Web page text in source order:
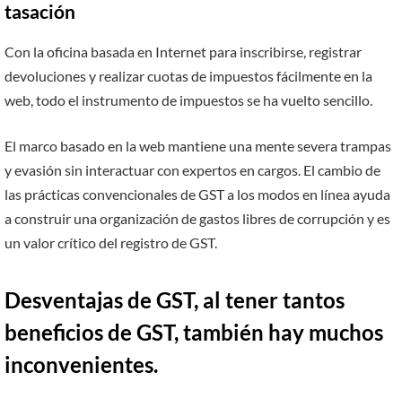
tasación
Con la oficina basada en Internet para inscribirse, registrar
devoluciones y realizar cuotas de impuestos fácilmente en la
web, todo el instrumento de impuestos se ha vuelto sencillo.
El marco basado en la web mantiene una mente severa trampas
y evasión sin interactuar con expertos en cargos. El cambio de
las prácticas convencionales de GST a los modos en línea ayuda
a construir una organización de gastos libres de corrupción y es
un valor crítico del registro de GST.
Desventajas de GST, al tener tantos
beneficios de GST, también hay muchos
inconvenientes.